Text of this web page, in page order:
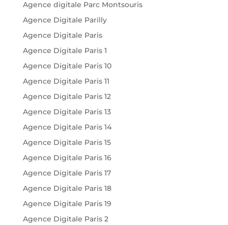
Agence digitale Parc Montsouris
Agence Digitale Parilly
Agence Digitale Paris
Agence Digitale Paris 1
Agence Digitale Paris 10
Agence Digitale Paris 11
Agence Digitale Paris 12
Agence Digitale Paris 13
Agence Digitale Paris 14
Agence Digitale Paris 15
Agence Digitale Paris 16
Agence Digitale Paris 17
Agence Digitale Paris 18
Agence Digitale Paris 19
Agence Digitale Paris 2